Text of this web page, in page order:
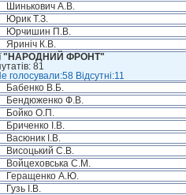
Шинькович А.В.
Юрик Т.З.
Юрчишин П.В.
Яриніч К.В.
"НАРОДНИЙ ФРОНТ"
81
Відсутні:11
Бабенко В.Б.
Бендюженко Ф.В.
Бойко О.П.
Бриченко І.В.
Васюник І.В.
Висоцький С.В.
Войцеховська С.М.
Геращенко А.Ю.
Гузь І.В.